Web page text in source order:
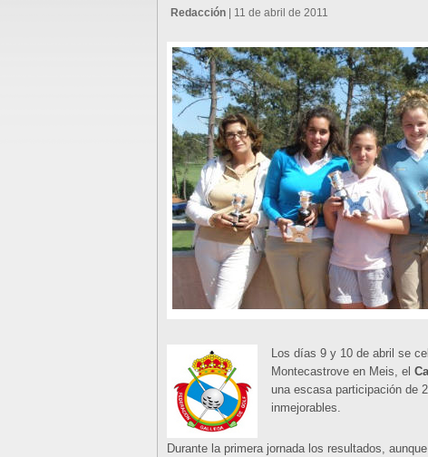
Redacción | 11 de abril de 2011
Los días 9 y 10 de abril se
Montecastrove en Meis, el
una escasa participación de
inmejorables.
Durante la primera jornada los resultados,